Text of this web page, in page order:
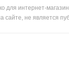
для интернет-
сайте, не является